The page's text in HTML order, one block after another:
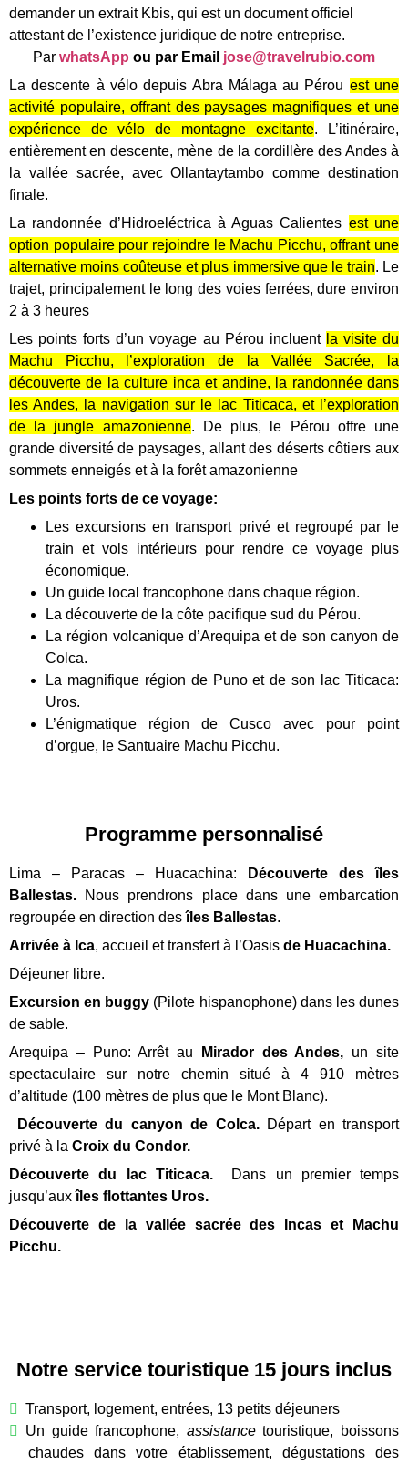
demander un extrait Kbis, qui est un document officiel
attestant de l’existence juridique de notre entreprise.
Par whatsApp ou par Email jose@travelrubio.com
La descente à vélo depuis Abra Málaga au Pérou est une
activité populaire, offrant des paysages magnifiques et une
expérience de vélo de montagne excitante.
L’itinéraire,
entièrement en descente, mène de la cordillère des Andes à
la vallée sacrée, avec Ollantaytambo comme destination
finale.
La randonnée d’Hidroeléctrica à Aguas Calientes est une
option populaire pour rejoindre le Machu Picchu, offrant une
alternative moins coûteuse et plus immersive que le train. Le
trajet, principalement le long des voies ferrées, dure environ
2 à 3 heures
Les points forts d’un voyage au Pérou incluent la visite du
Machu Picchu, l’exploration de la Vallée Sacrée, la
découverte de la culture inca et andine, la randonnée dans
les Andes, la navigation sur le lac Titicaca, et l’exploration
de la jungle amazonienne.
De plus, le Pérou offre une
grande diversité de paysages, allant des déserts côtiers aux
sommets enneigés et à la forêt amazonienne
Les points forts de ce voyage:
Les excursions en transport privé et regroupé par le
train et vols intérieurs pour rendre ce voyage plus
économique.
Un guide local francophone dans chaque région.
La découverte de la côte pacifique sud du Pérou.
La région volcanique d’Arequipa et de son canyon de
Colca.
La magnifique région de Puno et de son lac Titicaca:
Uros.
L’énigmatique région de Cusco avec pour point
d’orgue, le Santuaire Machu Picchu.
Programme personnalisé
Lima – Paracas – Huacachina:
Découverte des îles
Ballestas. Nous prendrons place dans une embarcation
regroupée en direction desîles Ballestas.
Arrivée à Ica, accueil et transfert à l’Oasis de Huacachina.
Déjeuner libre.
Excursion en buggy (Pilote hispanophone) dans les dunes
de sable.
Arequipa – Puno: Arrêt au
Mirador des Andes, un site
spectaculaire sur notre chemin situé à 4 910 mètres
d’altitude (100 mètres de plus que le Mont Blanc).
Découverte du canyon de Colca.Départ en transport
privé à la Croix du Condor.
Découverte du lac Titicaca.Dans un premier temps
jusqu’auxîles flottantes Uros.
Découverte de la vallée sacrée des Incas et Machu
Picchu.
Notre service touristique 15 jours inclus
Transport, logement, entrées, 13 petits déjeuners
Un guide francophone, assistancetouristique, boissons
chaudes dans votre établissement, dégustations des